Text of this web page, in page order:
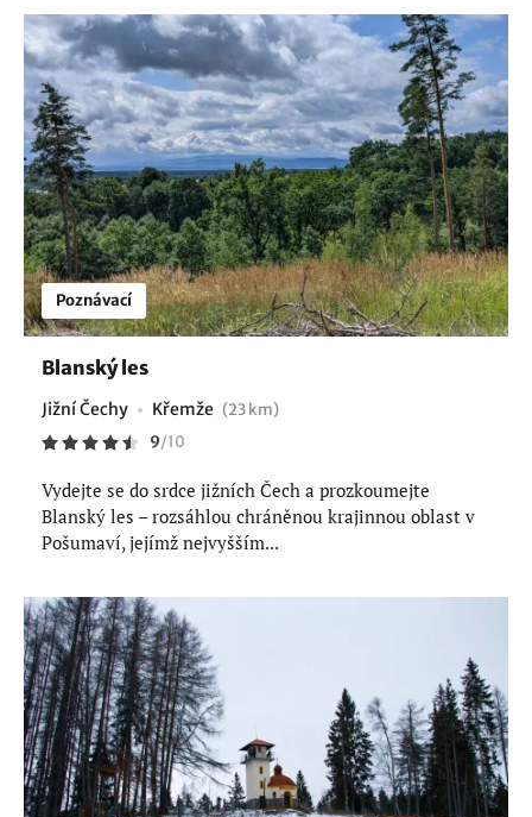
Poznávací
Blanský les
Jižní Čechy Křemže (23 km)
9/10
Vydejte se do srdce jižních Čech a prozkoumejte
Blanský les – rozsáhlou chráněnou krajinnou oblast v
Pošumaví, jejímž nejvyšším...